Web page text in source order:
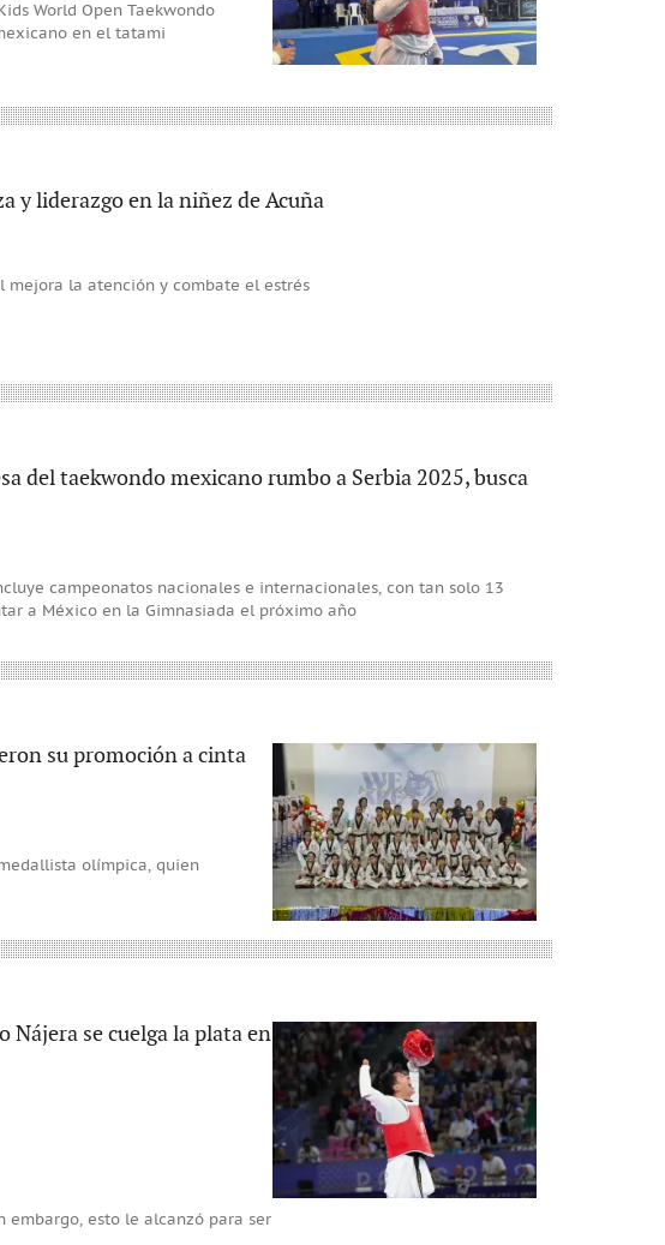
World Open Taekwondo
en el tatami
y liderazgo en la niñez de Acuña
mejora la atención y combate el estrés
del taekwondo mexicano rumbo a Serbia 2025, busca
campeonatos nacionales e internacionales, con tan solo 13
a México en la Gimnasiada el próximo año
su promoción a cinta
olímpica, quien
Nájera se cuelga la plata en
embargo, esto le alcanzó para ser